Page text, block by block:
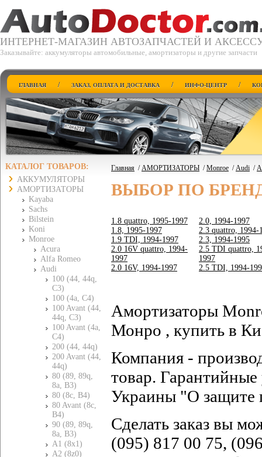
ИНТЕРНЕТ-МАГАЗИН АВТОЗАПЧАСТЕЙ И
Заказывайте: аккумуляторы автомобильные, амортизаторы и другие запчасти
ГЛАВНАЯ / ЗАКАЗ, ОПЛАТА И ДОСТАВКА / ИНФО-ЦЕНТР /
КАТАЛОГ ТОВАРОВ:
АККУМУЛЯТОРЫ
АМОРТИЗАТОРЫ
Kayaba
Sachs
Bilstein
Koni
Monroe
Acura
Alfa Romeo
Audi
100 (44, 44q,
C3)
100 (4a, C4)
100 Avant (44,
44q, C3)
100 Avant (4a,
C4)
200 (44, 44q)
200 Avant (44,
44q)
80 (89, 89q,
8a, B3)
80 (8c, B4)
80 Avant (8c,
B4)
90 (89, 89q,
8a, B3)
A1 (8x1)
A2 (8z0)
Главная /АМОРТИЗАТОРЫ /Monroe /Audi /
ВЫБОР ПО
1.8 quattro, 1995-1997
1.8, 1995-1997
1.9 TDI, 1994-1997
2.0 16V quattro, 1994-
1997
2.0 16V, 1994-1997
2.0, 1994-1997
2.3 quattro, 1994-
2.3, 1994-1995
2.5 TDI quattro,
1997
2.5 TDI, 1994-
Амортизаторы
Монро , купить в
Компания -
товар. Гарантийные
Украины "О защите
Сделать заказ вы
(095) 817 00 75,